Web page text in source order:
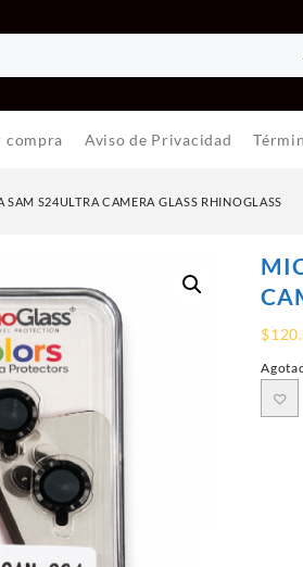
compra Aviso de Privacidad
SAM S24ULTRA CAMERA GLASS RHINOGLASS
$